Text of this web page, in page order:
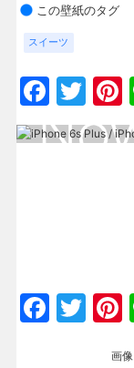
この壁紙のタグ
スイーツ
画